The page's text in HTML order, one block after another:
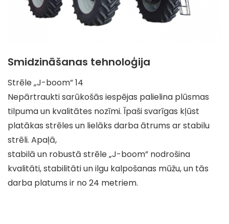
Smidzināšanas tehnoloģija
Strēle „J-boom” 14
Nepārtraukti sarūkošās iespējas palielina plūsmas
tilpuma un kvalitātes nozīmi. Īpaši svarīgas kļūst
platākas strēles un lielāks darba ātrums ar stabilu
strēli. Apaļā,
stabilā un robustā strēle „J-boom” nodrošina
kvalitāti, stabilitāti un ilgu kalpošanas mūžu, un tās
darba platums ir no 24 metriem.